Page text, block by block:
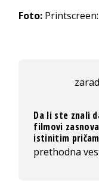
Foto:
Da li ste znali
filmovi
istinitim
prethodna